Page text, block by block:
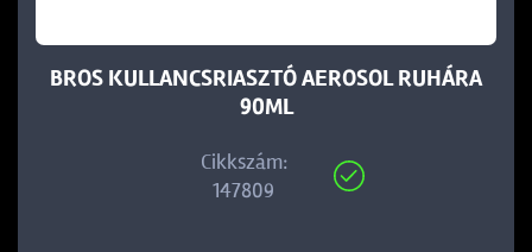
BROS KULLANCSRIASZTÓ AEROSOL RUHÁRA
90ML
Cikkszám:
147809